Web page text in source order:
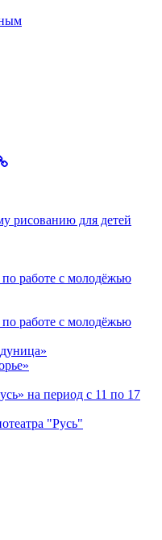
рисованию для детей
работе с молодёжью
работе с молодёжью
на период с 11 по 17
"Русь"